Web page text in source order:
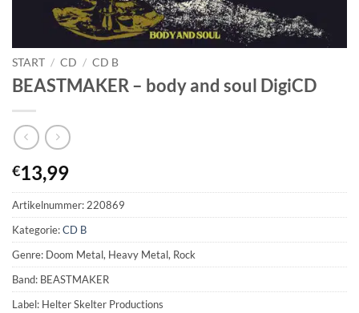
START / CD / CD B
BEASTMAKER – body and soul DigiCD
€13,99
Artikelnummer: 220869
Kategorie:CD B
Genre: Doom Metal, Heavy Metal, Rock
Band: BEASTMAKER
Label: Helter Skelter Productions